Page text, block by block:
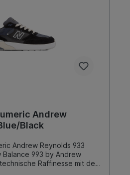
Andrew
Black
Andrew Reynolds 933
Balance 993 by Andrew
Raffinesse mit dem